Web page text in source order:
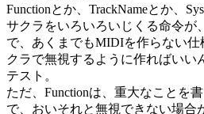
Functionとか、TrackNameとか、
サクラをいろいろいじくる命令が
で、あくまでもMIDIを作らない
クラで無視するように作ればいい
テスト。
ただ、Functionは、重大なことを
で、おいそれと無視できない場合